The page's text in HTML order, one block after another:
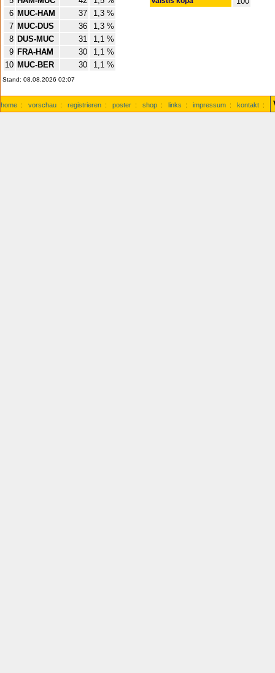
6 MUC-HAM 37
1,3 %
7 MUC-DUS 36
1,3 %
8 DUS-MUC 31
1,1 %
9 FRA-HAM 30
1,1 %
10 MUC-BER 30 1,1 %
Stand: 08.08.2026 02:07
home : vorschau : registrieren : poster : shop : links : impressum : kontakt :